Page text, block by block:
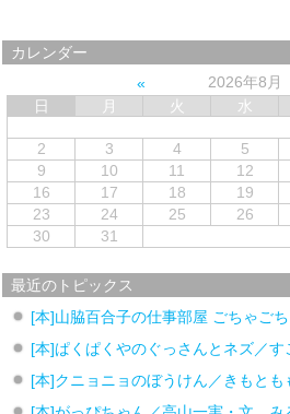
カレンダー
2026年8月
日
月 火 水
2
3 4 5
9
10 11 12
16
17 18 19
23
24 25 26
30
31
最近のトピックス
[本]山脇百合子の仕事部屋 ごちゃご
[本]ぱくぱくやのぐっさんとネズ／す
[本]クニョニョのぼうけん／きもとも